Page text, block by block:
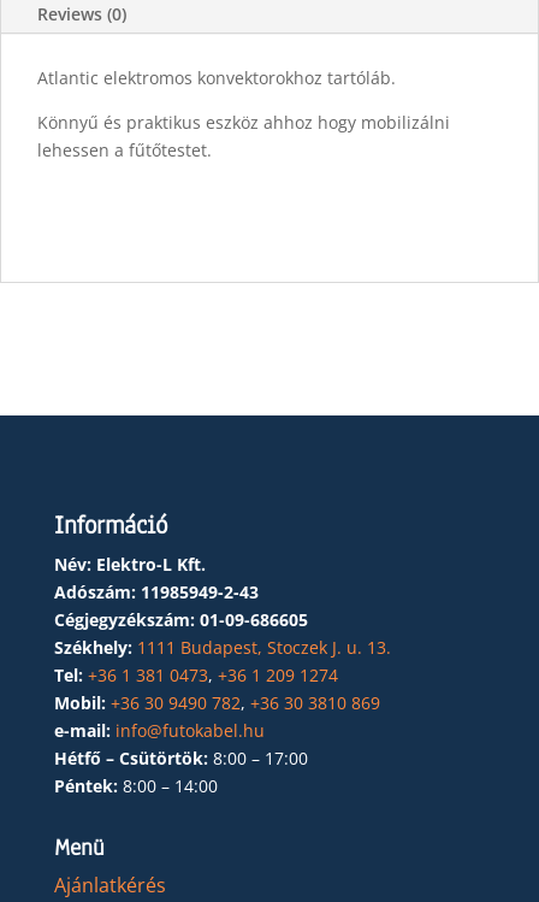
Reviews (0)
Atlantic elektromos konvektorokhoz tartóláb.
Könnyű és praktikus eszköz ahhoz hogy mobilizálni
lehessen a fűtőtestet.
Információ
Név: Elektro-L Kft.
Adószám: 11985949-2-43
Cégjegyzékszám: 01-09-686605
Székhely: 1111 Budapest, Stoczek J. u. 13.
Tel: +36 1 381 0473, +36 1 209 1274
Mobil: +36 30 9490 782, +36 30 3810 869
e-mail: info@futokabel.hu
Hétfő – Csütörtök: 8:00 – 17:00
Péntek: 8:00 – 14:00
Menü
Ajánlatkérés